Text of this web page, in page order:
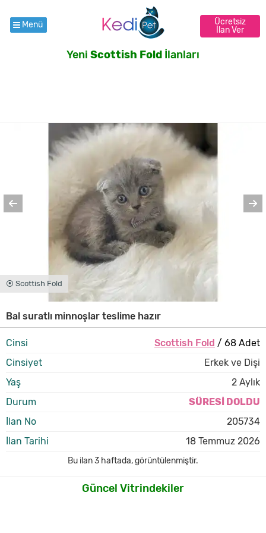
Menü
Ücretsiz
İlan Ver
Yeni Scottish Fold İlanları
⦿ Scottish Fold
Bal suratlı minnoşlar teslime hazır
Cinsi Scottish Fold / 68 Adet
Cinsiyet
Erkek ve Dişi
Yaş
2 Aylık
Durum
SÜRESİ DOLDU
İlan No
205734
İlan Tarihi
18 Temmuz 2026
Bu ilan3 haftada,görüntülenmiştir.
Güncel Vitrindekiler